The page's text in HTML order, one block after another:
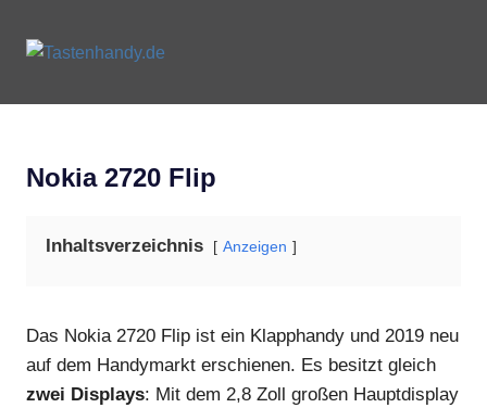
Inhalt
Nokia 2720 Flip
Inhaltsverzeichnis Anzeigen
Das Nokia 2720 Flip ist ein Klapphandy und 2019 neu
auf dem Handymarkt erschienen. Es besitzt gleich
zwei Displays: Mit dem 2,8 Zoll großen Hauptdisplay